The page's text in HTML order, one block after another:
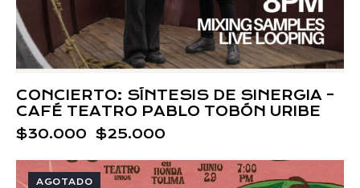
CONCIERTO: SÍNTESIS DE SINERGIA –
CAFÉ TEATRO PABLO TOBÓN URIBE
$30.000 $25.000
AGOTADO